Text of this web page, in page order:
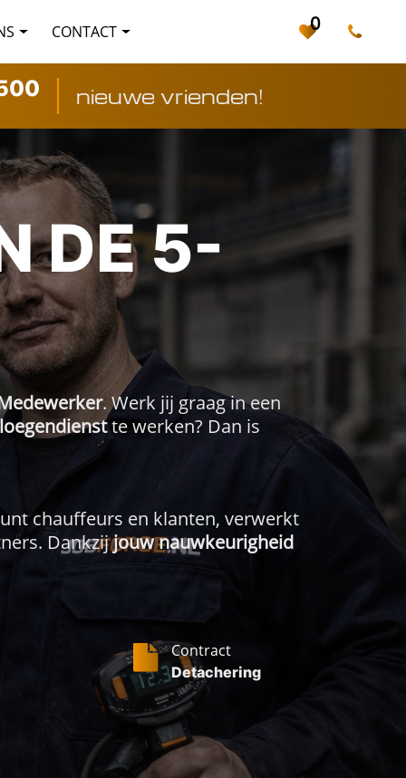
CONTACT 0
nieuwe vrienden!
DE 5-
. Werk jij graag in een
te werken? Dan is
chauffeurs en klanten, verwerkt
Dankzijjouw nauwkeurigheid
Contract
Detachering